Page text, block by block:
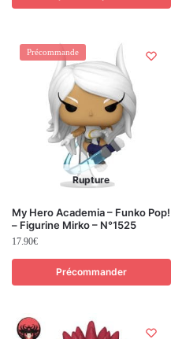
Précommande
Rupture
My Hero Academia – Funko Pop!
– Figurine Mirko – N°1525
17.90€
Précommander